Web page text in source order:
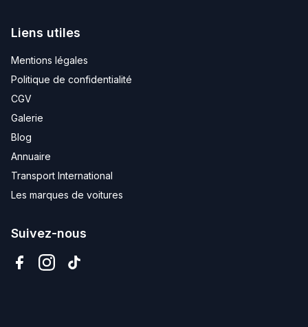
Liens utiles
Mentions légales
Politique de confidentialité
CGV
Galerie
Blog
Annuaire
Transport International
Les marques de voitures
Suivez-nous